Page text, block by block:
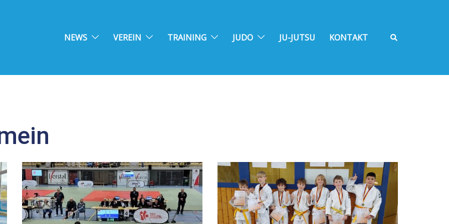
NEWS VEREIN TRAINING JUDO JU-JUTSU KONTAKT Suche